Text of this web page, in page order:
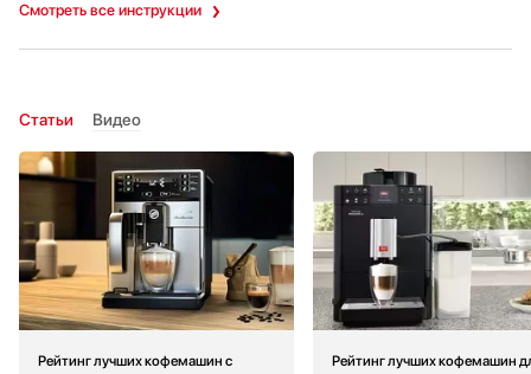
Смотреть все инструкции
Статьи Видео
Рейтинг лучших кофемашин с
Рейтинг лучших кофемашин